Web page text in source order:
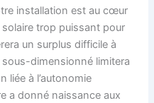
installation est au cœur
trop puissant pour
un surplus difficile à
sous-dimensionné limitera
liée à l’autonomie
a donné naissance aux